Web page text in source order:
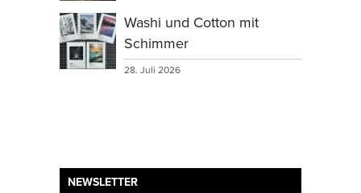
Washi und Cotton mit
Schimmer
28. Juli 2026
NEWSLETTER